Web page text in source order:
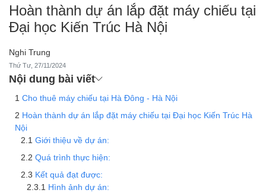
Hoàn thành dự án lắp đặt máy chiếu tại
Đại học Kiến Trúc Hà Nội
Nghi Trung
Thứ Tư, 27/11/2024
Nội dung bài viết
Cho thuê máy chiếu tại Hà Đông - Hà Nội
Hoàn thành dự án lắp đặt máy chiếu tại Đại học Kiến Trúc Hà
Nội
Giới thiệu về dự án:
Quá trình thực hiện:
Kết quả đạt được:
Hình ảnh dự án: